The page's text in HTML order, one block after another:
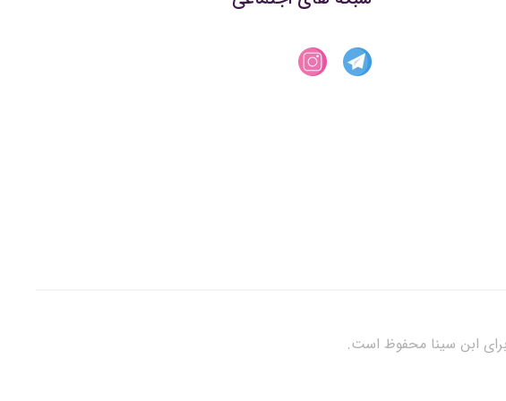
ابن سینا محفوظ است.